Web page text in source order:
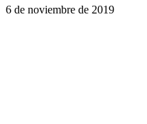
6 de noviembre de 2019